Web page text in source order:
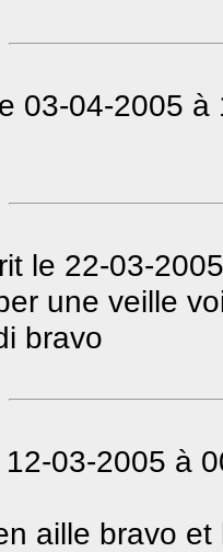
03-04-2005 à
le 22-03-
une veille
bravo
03-2005 à
aille bravo